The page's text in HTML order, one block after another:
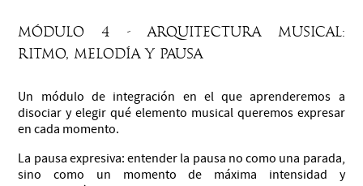
Módulo 4 - Arquitectura musical:
ritmo, melodía y pausa
Un módulo de integración en el que aprenderemos a
disociar y elegir qué elemento musical queremos expresar
en cada momento.
La pausa expresiva: entender la pausa no como una parada,
sino como un momento de máxima intensidad y